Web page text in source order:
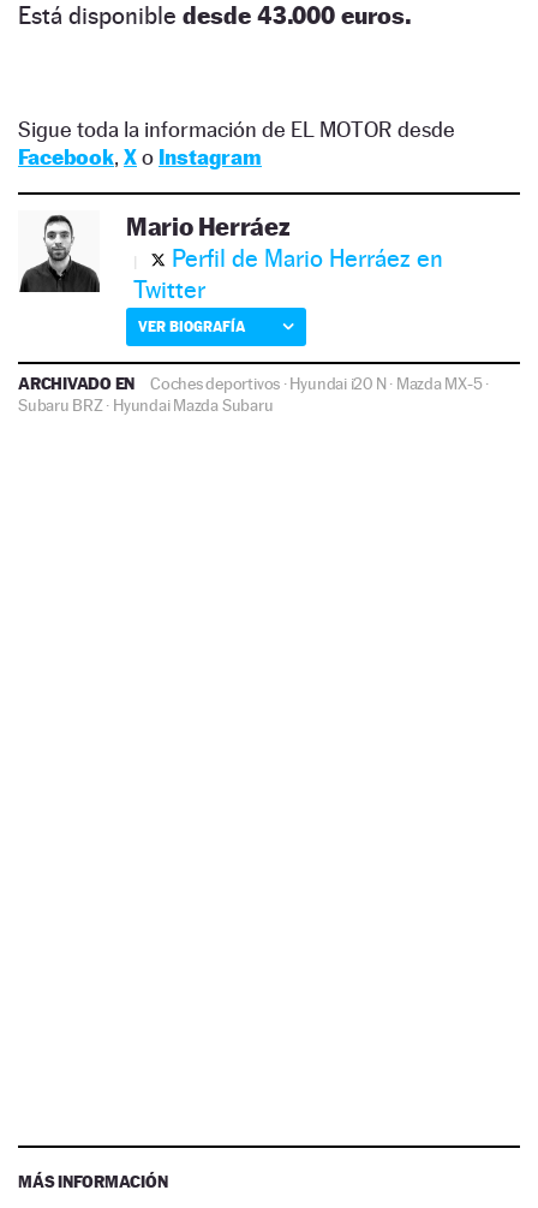
Está disponible desde 43.000 euros.
Sigue toda la información de EL MOTOR desde
Facebook, Xo Instagram
Mario Herráez
Perfil de Mario Herráez en
Twitter
VER BIOGRAFÍA
ARCHIVADO EN Coches deportivos ·Hyundai i20 N · Mazda MX-5·
Subaru BRZ· Hyundai MazdaSubaru
MÁS INFORMACIÓN